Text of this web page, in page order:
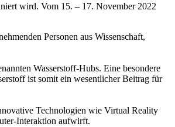
wird. Vom 15. – 17. November 2022
Personen aus Wissenschaft,
Wasserstoff-Hubs. Eine besondere
ist somit ein wesentlicher Beitrag für
Technologien wie Virtual Reality
Interaktion aufwirft.